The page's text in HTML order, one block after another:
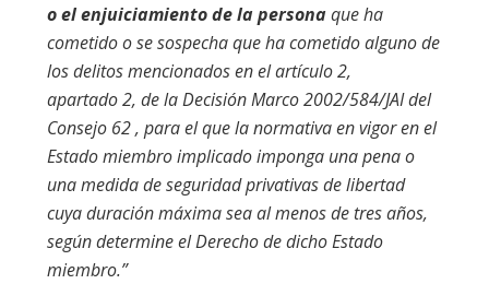
o el enjuiciamiento de la personaque ha
cometido o se sospecha que ha cometido alguno de
los delitos mencionados en el artículo 2,
apartado 2, de la Decisión Marco 2002/584/JAI del
Consejo 62 , para el que la normativa en vigor en el
Estado miembro implicado imponga una pena o
una medida de seguridad privativas de libertad
cuya duración máxima sea al menos de tres años,
según determine el Derecho de dicho Estado
miembro.”